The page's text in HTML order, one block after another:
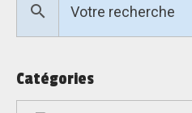
Catégories